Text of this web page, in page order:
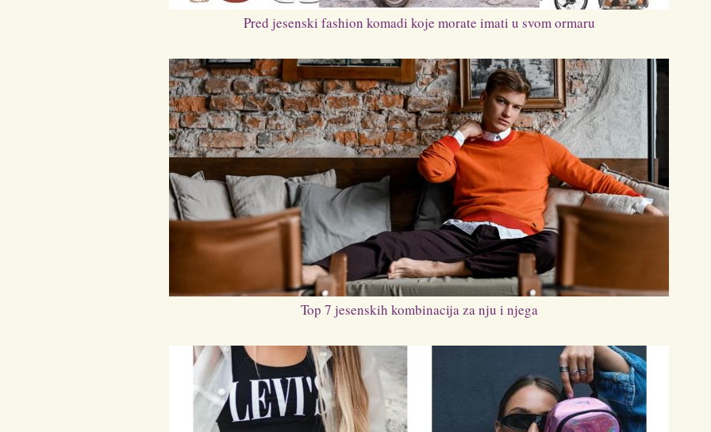
Pred jesenski fashion komadi koje morate imati u svom ormaru
Top 7 jesenskih kombinacija za nju i njega